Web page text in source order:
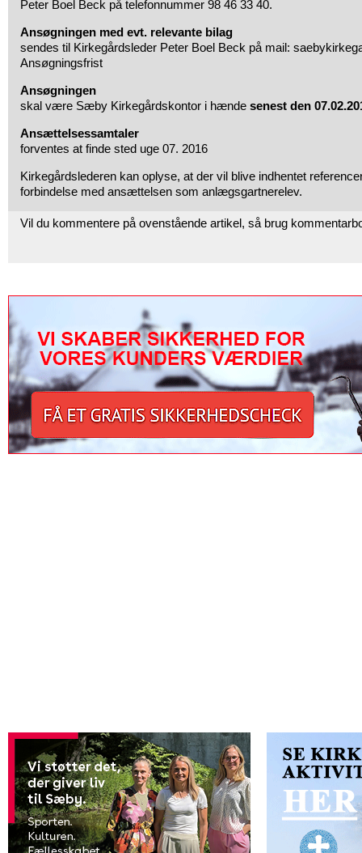
Peter Boel Beck på telefonnummer 98 46 33 40.
Ansøgningen med evt. relevante bilag
sendes til Kirkegårdsleder Peter Boel Beck på mail:
Ansøgningsfrist
Ansøgningen
skal være Sæby Kirkegårdskontor i hænde senest den
Ansættelsessamtaler
forventes at finde sted uge 07. 2016
Kirkegårdslederen kan oplyse, at der vil blive indhentet
forbindelse med ansættelsen som anlægsgartnerelev.
Vil du kommentere på ovenstående artikel, så brug